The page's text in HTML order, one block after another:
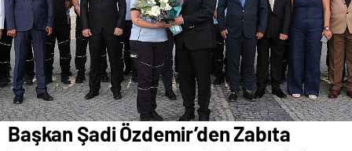
Başkan Şadi Özdemir’den Zabıta